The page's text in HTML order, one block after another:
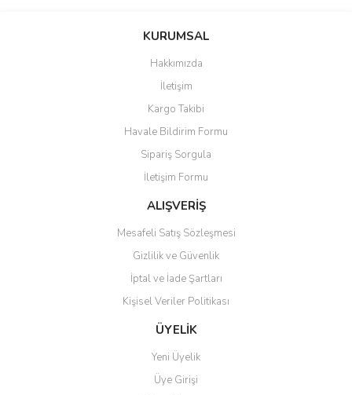
KURUMSAL
Hakkımızda
İletişim
Kargo Takibi
Havale Bildirim Formu
Sipariş Sorgula
İletişim Formu
ALIŞVERİŞ
Mesafeli Satış Sözleşmesi
Gizlilik ve Güvenlik
İptal ve İade Şartları
Kişisel Veriler Politikası
ÜYELİK
Yeni Üyelik
Üye Girişi